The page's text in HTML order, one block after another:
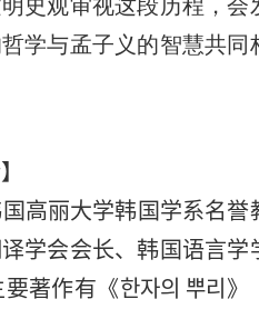
史观审视这段历程，会
学与孟子义的智慧共同
高丽大学韩国学系名誉
学会会长、韩国语言学
著作有《한자의 뿌리》